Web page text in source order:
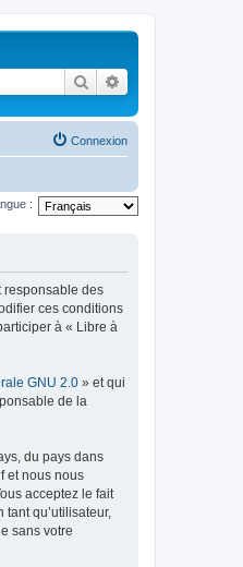
Rechercher
Connexion
:
responsable des
ces conditions
à « Libre à
GNU 2.0 » et qui
de la
du pays dans
et nous nous
acceptez le fait
qu’utilisateur,
sans votre